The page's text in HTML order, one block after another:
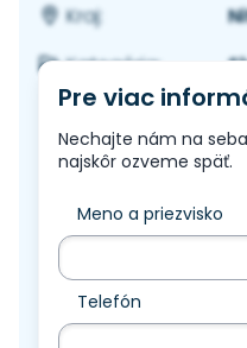
Kraj:
Kategória:
Pre viac
Nechajte nám na
najskôr ozveme späť.
Meno a priezvisko
Telefón